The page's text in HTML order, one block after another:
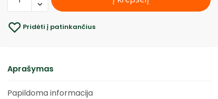
Pridėti į patinkančius
Aprašymas
Papildoma informacija